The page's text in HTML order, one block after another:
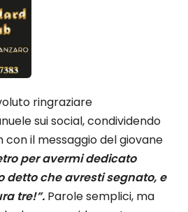
ringraziare
sui social, condividendo
il messaggio del giovane
per avermi dedicato
detto che avresti segnato, e
tre!”. Parole semplici, ma